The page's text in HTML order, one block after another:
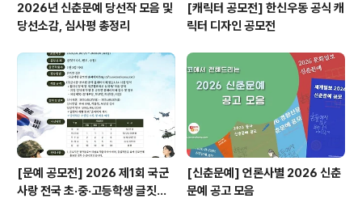
2026년 신춘문예 당선작 모음 및
당선소감, 심사평 총정리
[캐릭터 공모전] 한신우동 공식 캐
릭터 디자인 공모전
[문예 공모전] 2026 제1회 국군
사랑 전국 초·중·고등학생 글짓기
[신춘문예] 언론사별 2026 신춘
문예 공고 모음